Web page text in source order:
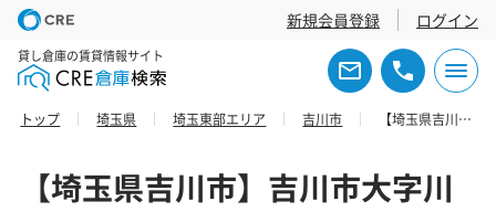
新規会員登録 ログイン
貸し倉庫の賃貸情報サイト
トップ 埼玉県 埼玉東部エリア 吉川市 【埼玉県吉川市】吉川市大字川藤310坪工場
【埼玉県吉川市】吉川市大字川